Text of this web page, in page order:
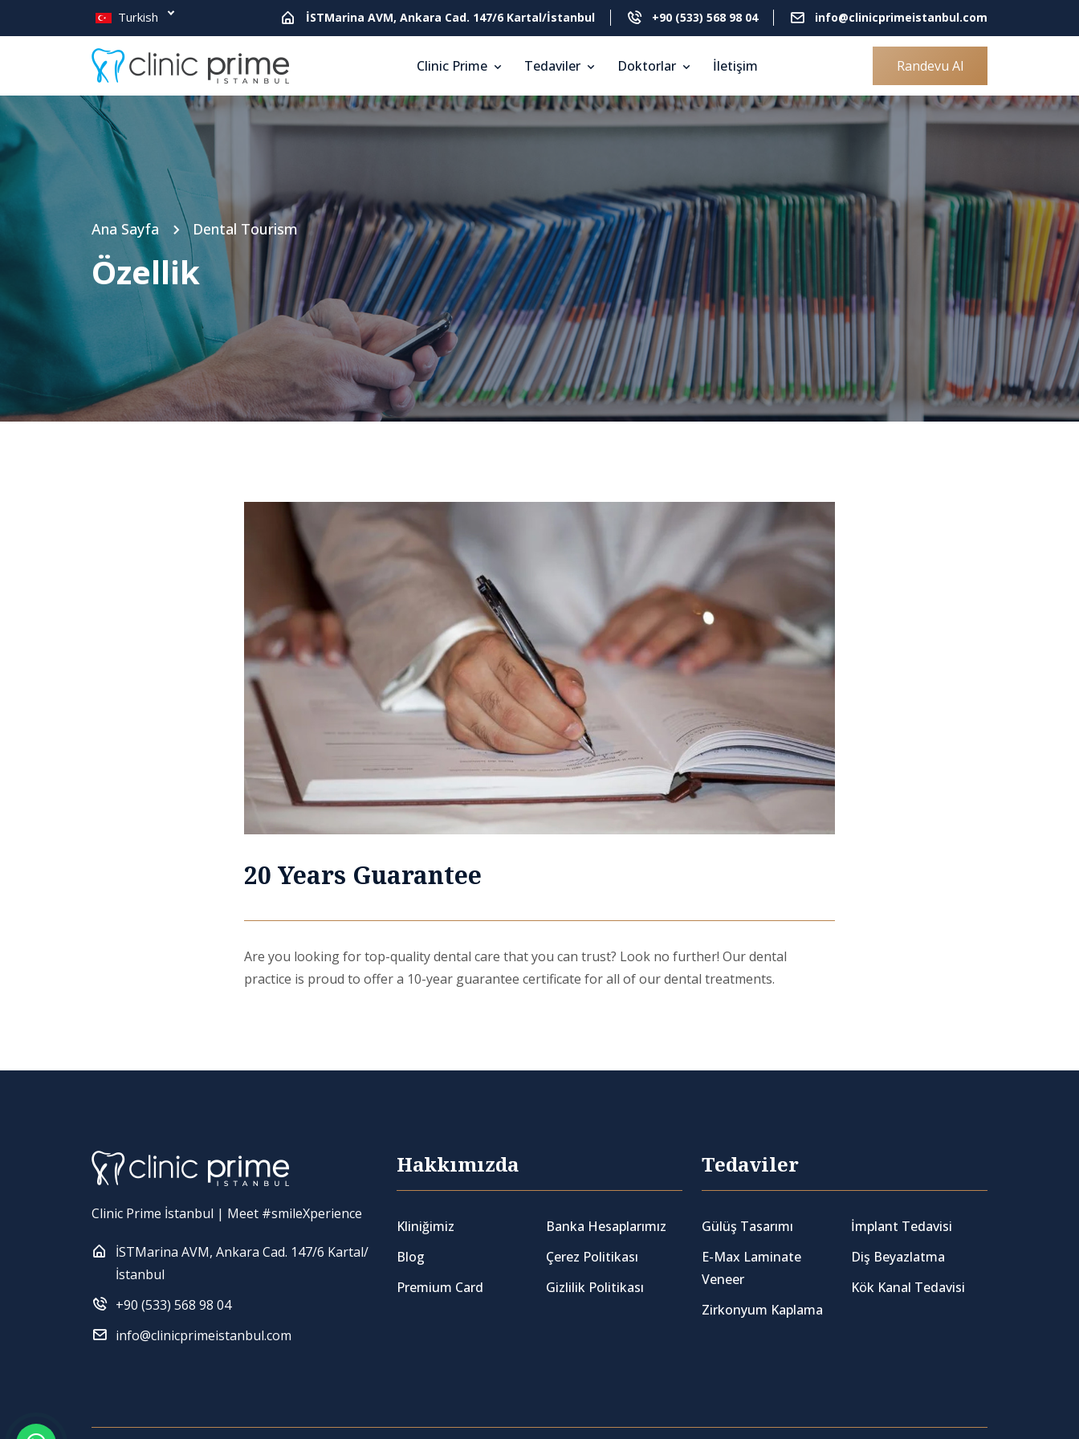
Turkish İSTMarina AVM, Ankara Cad. 147/6 Kartal/İstanbul +90 (533) 568 98 04 info@clinicprimeistanbul.com
Clinic Prime Tedaviler Doktorlar İletişim Randevu Al
Ana Sayfa Dental Tourism
Özellik
20 Years Guarantee
Are you looking for top-quality dental care that you can trust? Look no further! Our dental
practice is proud to offer a 10-year guarantee certificate for all of our dental treatments.
Clinic Prime İstanbul | Meet #smileXperience
İSTMarina AVM, Ankara Cad. 147/6 Kartal/
İstanbul
+90 (533) 568 98 04
info@clinicprimeistanbul.com
Hakkımızda
Kliniğimiz
Blog
Premium Card
Banka Hesaplarımız
Çerez Politikası
Gizlilik Politikası
Tedaviler
Gülüş Tasarımı
E-Max Laminate
Veneer
Zirkonyum Kaplama
İmplant Tedavisi
Diş Beyazlatma
Kök Kanal Tedavisi